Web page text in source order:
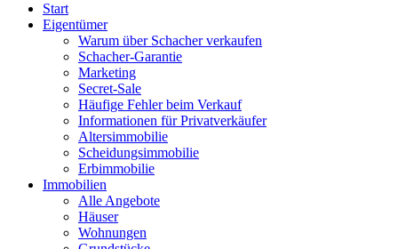
Start
Eigentümer
Warum über Schacher verkaufen
Schacher-Garantie
Marketing
Secret-Sale
Häufige Fehler beim Verkauf
Informationen für Privatverkäufer
Altersimmobilie
Scheidungsimmobilie
Erbimmobilie
Immobilien
Alle Angebote
Häuser
Wohnungen